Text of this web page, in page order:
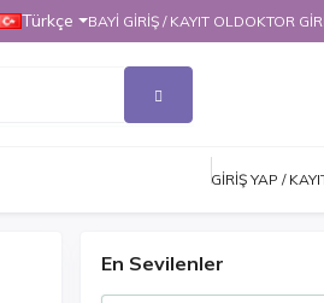
Türkçe BAYI GIRIŞ / KAYIT OL DOKTOR
GIRIŞ YAP /
En Sevilenler